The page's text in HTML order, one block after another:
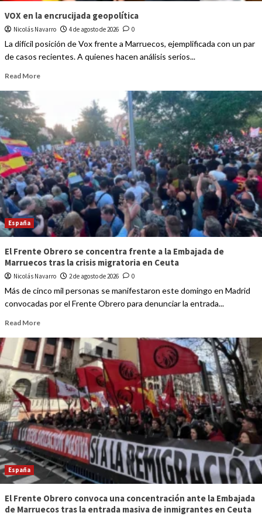
VOX en la encrucijada geopolítica
Nicolás Navarro 4 de agosto de 2026 0
La difícil posición de Vox frente a Marruecos, ejemplificada con un par
de casos recientes. A quienes hacen análisis serios...
Read More
España
El Frente Obrero se concentra frente a la Embajada de
Marruecos tras la crisis migratoria en Ceuta
Nicolás Navarro 2 de agosto de 2026 0
Más de cinco mil personas se manifestaron este domingo en Madrid
convocadas por el Frente Obrero para denunciar la entrada...
Read More
España
El Frente Obrero convoca una concentración ante la Embajada
de Marruecos tras la entrada masiva de inmigrantes en Ceuta